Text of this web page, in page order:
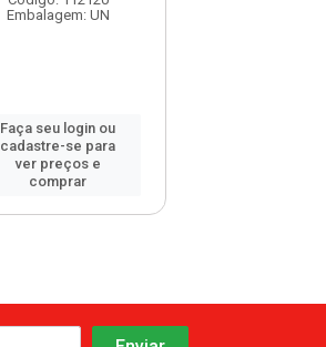
Embalagem: UN
Faça seu login ou
cadastre-se para
ver preços e
comprar